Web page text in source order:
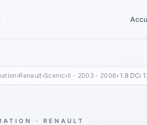
›Renault›Scenic›II - 2003 - 2006› 1.9 DCi
· RENAULT